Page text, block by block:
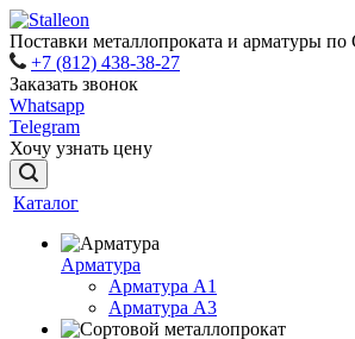
Поставки металлопроката и арматуры
+7 (812) 438-38-27
Заказать звонок
Whatsapp
Telegram
Хочу узнать цену
Каталог
Арматура
Арматура A1
Арматура А3